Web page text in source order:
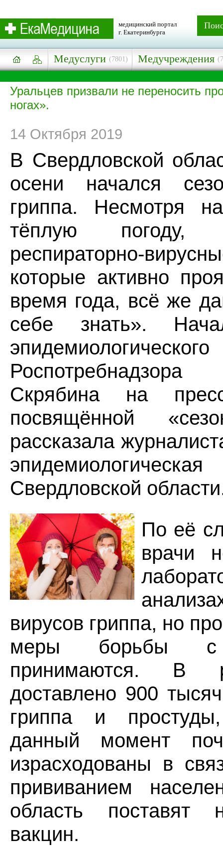
медицинский портал
г. Екатеринбурга
Медуслуги (7801) Медучреждения
Уральцев призвали не переносить
ногах».
14 Октября 2019
В Свердловской
осени начался
гриппа. Несмотря
тёплую погоду,
респираторно-
которые активно
время года, всё же
себе знать».
Скрябина на
посвящённой
рассказала
Свердловской
По её
врачи
вирусов гриппа, но
меры борьбы
принимаются. В
доставлено 900
гриппа и
данный момент
израсходованы в
прививанием
область поставят
вакцин.